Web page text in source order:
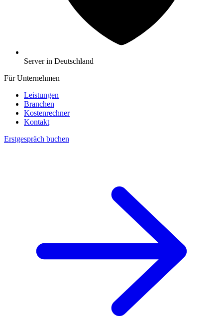
Server in Deutschland
Für Unternehmen
Leistungen
Branchen
Kostenrechner
Kontakt
Erstgespräch buchen